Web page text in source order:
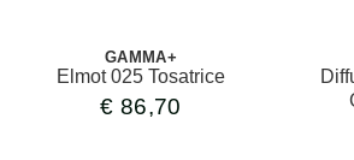
GAMMA+
Elmot 025 Tosatrice
€ 86,70